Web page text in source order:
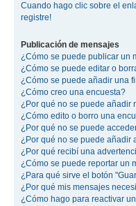
Cuando hago clic sobre el
registre!
Publicación de mensajes
¿Cómo se puede publicar un
¿Cómo se puede editar o
¿Cómo se puede añadir una
¿Cómo creo una encuesta?
¿Por qué no se puede añadir
¿Cómo edito o borro una
¿Por qué no se puede
¿Por qué no se puede añadir
¿Por qué recibí una
¿Cómo se puede reportar un
¿Para qué sirve el botón
¿Por qué mis mensajes
¿Cómo hago para reactivar